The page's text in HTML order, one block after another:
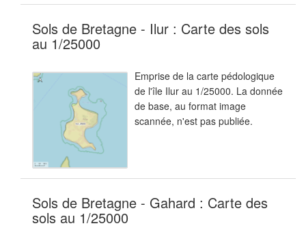
Sols de Bretagne - Ilur : Carte des sols
au 1/25000
Emprise de la carte pédologique
de l'île Ilur au 1/25000. La donnée
de base, au format image
scannée, n'est pas publiée.
Sols de Bretagne - Gahard : Carte des
sols au 1/25000